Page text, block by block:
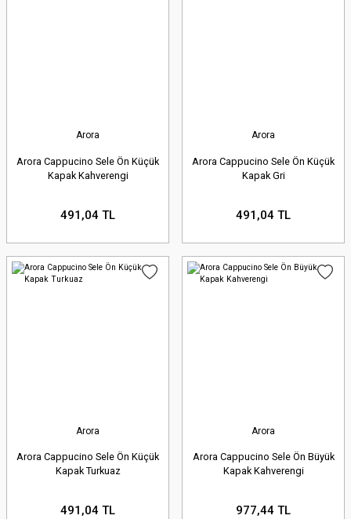
Arora
Arora Cappucino Sele Ön Küçük
Kapak Kahverengi
491,04 TL
Arora
Arora Cappucino Sele Ön Küçük
Kapak Gri
491,04 TL
Arora
Arora Cappucino Sele Ön Küçük
Kapak Turkuaz
491,04 TL
Arora
Arora Cappucino Sele Ön Büyük
Kapak Kahverengi
977,44 TL